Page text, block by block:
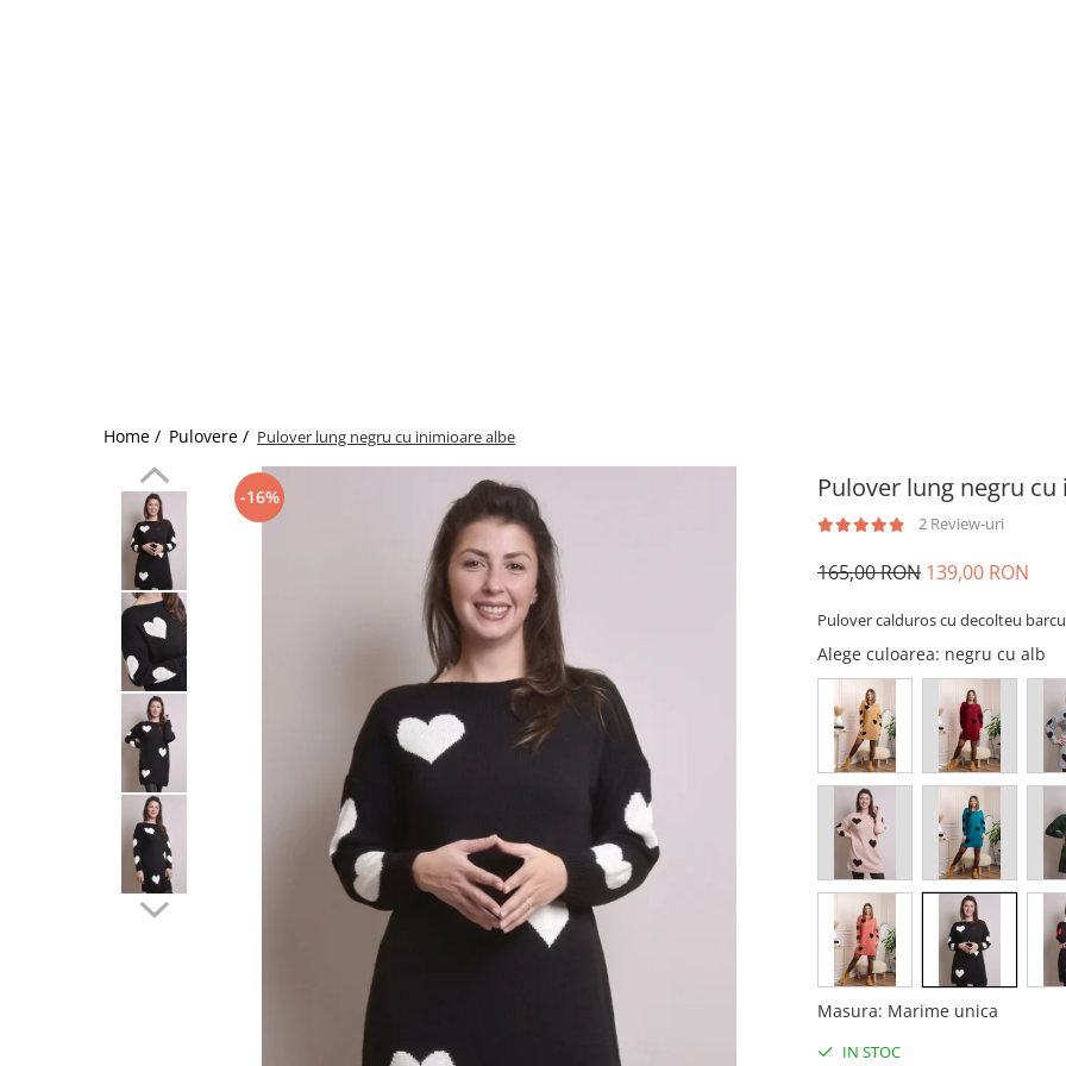
Home / Pulovere / Pulover lung negru cu inimioare albe
Pulover lung negru
2 Review-uri
-16%
165,00 RON 139,00 RON
Pulover calduros cu decolteu
Alege culoarea: negru cu alb
Masura: Marime unica
IN STOC